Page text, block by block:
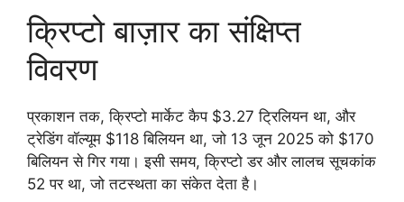
क्रिप्टो बाज़ार का संक्षिप्त
विवरण
प्रकाशन तक, क्रिप्टो मार्केट कैप $3.27 ट्रिलियन था, और
ट्रेडिंग वॉल्यूम $118 बिलियन था, जो 13 जून 2025 को $170
बिलियन से गिर गया। इसी समय, क्रिप्टो डर और लालच सूचकांक
52 पर था, जो तटस्थता का संकेत देता है।